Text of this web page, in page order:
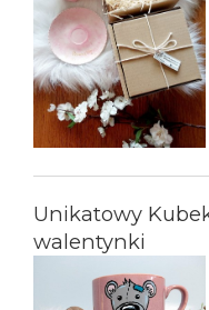
Unikatowy
walentynki